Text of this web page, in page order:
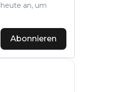
an, um
Abonnieren